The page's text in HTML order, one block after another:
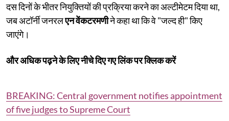
दस दिनों के भीतर नियुक्तियों की प्रक्रिया करने का अल्टीमेटम दिया था,
जब अटॉर्नी जनरलएन वेंकटरमणीने कहा था कि वे "जल्द ही" किए
जाएंगे।
और अधिक पढ़ने के लिए नीचे दिए गए लिंक पर क्लिक करें
BREAKING: Central government notifies appointment
of five judges to Supreme Court